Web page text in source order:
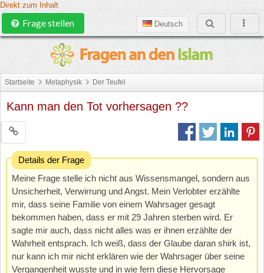
Direkt zum Inhalt
Deutsch
Frage stellen
Startseite Metaphysik Der Teufel
Kann man den Tot vorhersagen ??
Details der Frage
Meine Frage stelle ich nicht aus Wissensmangel, sondern aus
Unsicherheit, Verwirrung und Angst. Mein Verlobter erzählte
mir, dass seine Familie von einem Wahrsager gesagt
bekommen haben, dass er mit 29 Jahren sterben wird. Er
sagte mir auch, dass nicht alles was er ihnen erzählte der
Wahrheit entsprach. Ich weiß, dass der Glaube daran shirk ist,
nur kann ich mir nicht erklären wie der Wahrsager über seine
Vergangenheit wusste und in wie fern diese Hervorsage